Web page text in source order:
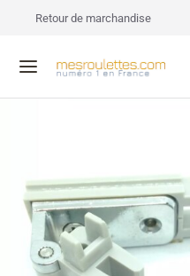
Retour de marchandise